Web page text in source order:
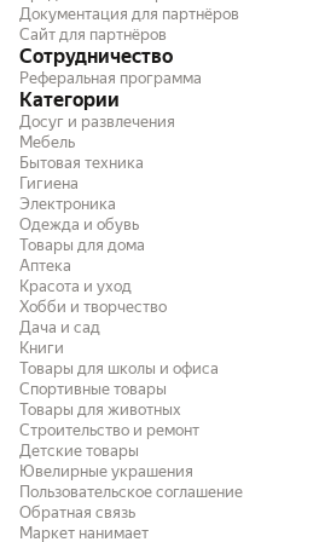
Документация для партнёров
Сайт для партнёров
Сотрудничество
Реферальная программа
Категории
Досуг и развлечения
Мебель
Бытовая техника
Гигиена
Электроника
Одежда и обувь
Товары для дома
Аптека
Красота и уход
Хобби и творчество
Дача и сад
Книги
Товары для школы и офиса
Спортивные товары
Товары для животных
Строительство и ремонт
Детские товары
Ювелирные украшения
Пользовательское соглашение
Обратная связь
Маркет нанимает